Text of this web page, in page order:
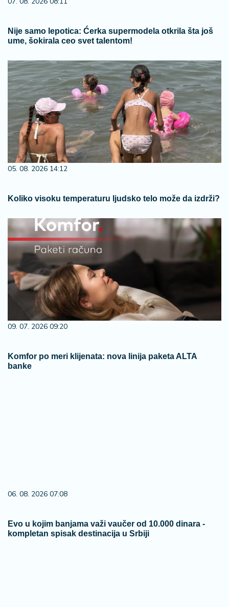
Nije samo lepotica: Ćerka supermodela otkrila šta još
ume, šokirala ceo svet talentom!
05. 08. 2026 14:12
Koliko visoku temperaturu ljudsko telo može da izdrži?
09. 07. 2026 09:20
Komfor po meri klijenata: nova linija paketa ALTA
banke
06. 08. 2026 07:08
Evo u kojim banjama važi vaučer od 10.000 dinara -
kompletan spisak destinacija u Srbiji